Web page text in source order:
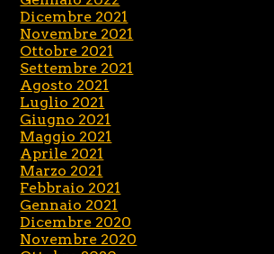
Dicembre 2021
Novembre 2021
Ottobre 2021
Settembre 2021
Agosto 2021
Luglio 2021
Giugno 2021
Maggio 2021
Aprile 2021
Marzo 2021
Febbraio 2021
Gennaio 2021
Dicembre 2020
Novembre 2020